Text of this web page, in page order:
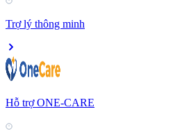
Trợ lý thông minh
Hỗ trợ ONE-CARE